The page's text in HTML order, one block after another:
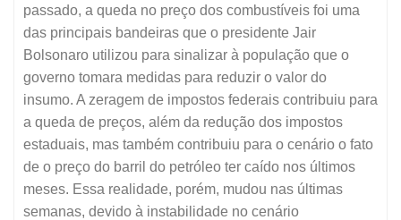
passado, a queda no preço dos combustíveis foi uma
das principais bandeiras que o presidente Jair
Bolsonaro utilizou para sinalizar à população que o
governo tomara medidas para reduzir o valor do
insumo. A zeragem de impostos federais contribuiu para
a queda de preços, além da redução dos impostos
estaduais, mas também contribuiu para o cenário o fato
de o preço do barril do petróleo ter caído nos últimos
meses. Essa realidade, porém, mudou nas últimas
semanas, devido à instabilidade no cenário